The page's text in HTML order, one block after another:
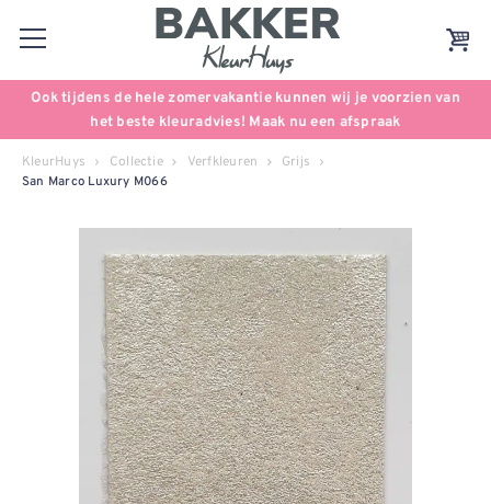
Ook tijdens de hele zomervakantie kunnen wij je voorzien van
het beste kleuradvies! Maak nu een afspraak
KleurHuys Collectie Verfkleuren Grijs
San Marco Luxury M066